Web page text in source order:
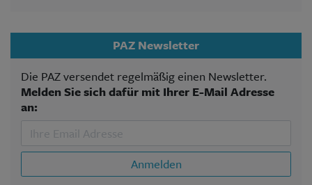
PAZ Newsletter
Die PAZ versendet regelmäßig einen Newsletter.
Melden Sie sich dafür mit Ihrer E-Mail Adresse
an:
Anmelden